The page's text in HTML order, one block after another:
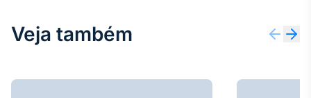
noticiosos
Veja também